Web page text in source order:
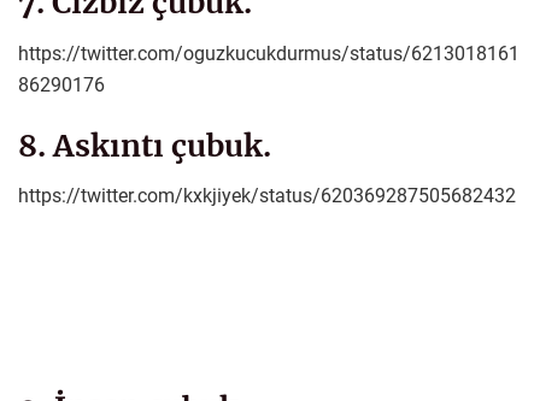
https://twitter.com/oguzkucukdurmus/status/6213018161
86290176
8. Askıntı çubuk.
https://twitter.com/kxkjiyek/status/620369287505682432